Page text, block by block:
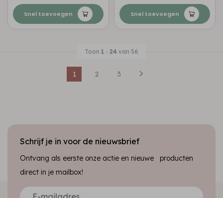
Snel toevoegen Snel toevoegen
Toon 1 - 24 van 56
1 2 3
Schrijf je in voor de nieuwsbrief
Ontvang als eerste onze actie en nieuwe producten
direct in je mailbox!